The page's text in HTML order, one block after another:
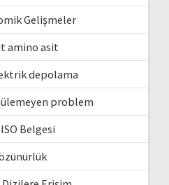
Gelişmeler
amino asit
depolama
problem
Belgesi